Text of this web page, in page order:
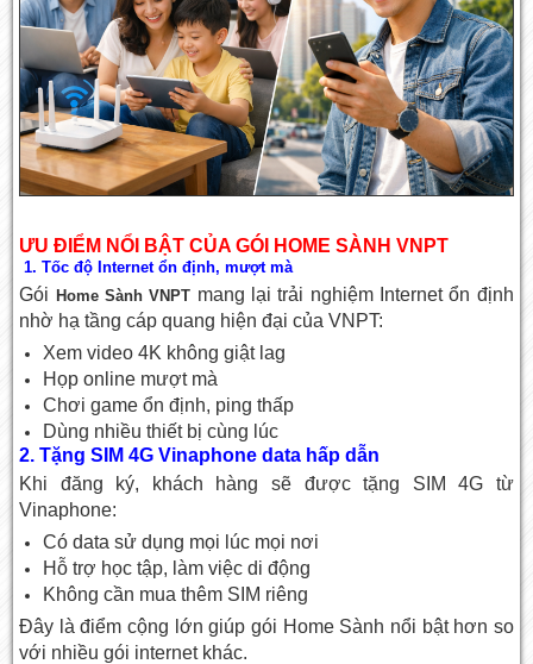
ƯU ĐIỂM NỔI BẬT CỦA GÓI HOME SÀNH VNPT
1. Tốc độ Internet ổn định, mượt mà
Gói Home Sành VNPT mang lại trải nghiệm Internet ổn định
nhờ hạ tầng cáp quang hiện đại của VNPT:
Xem video 4K không giật lag
Họp online mượt mà
Chơi game ổn định, ping thấp
Dùng nhiều thiết bị cùng lúc
2. Tặng SIM 4G Vinaphone data hấp dẫn
Khi đăng ký, khách hàng sẽ được tặng SIM 4G từ
Vinaphone:
Có data sử dụng mọi lúc mọi nơi
Hỗ trợ học tập, làm việc di động
Không cần mua thêm SIM riêng
Đây là điểm cộng lớn giúp gói Home Sành nổi bật hơn so
với nhiều gói internet khác.